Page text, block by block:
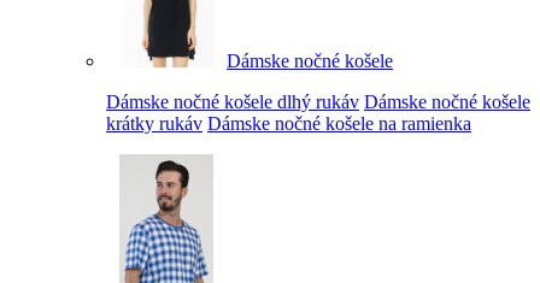
Dámske nočné košele
Dámske nočné košele dlhý rukáv Dámske nočné košele
krátky rukáv Dámske nočné košele na ramienka